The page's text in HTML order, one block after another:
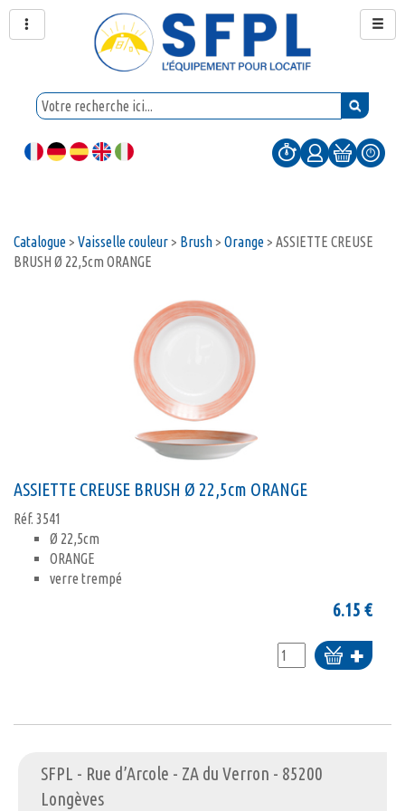
Catalogue> Vaisselle couleur> Brush> Orange> ASSIETTE CREUSE
BRUSH Ø 22,5cm ORANGE
ASSIETTE CREUSE BRUSH Ø 22,5cm ORANGE
Réf. 3541
Ø 22,5cm
ORANGE
verre trempé
6.15 €
Ajouter
au
SFPL - Rue d’Arcole - ZA du Verron - 85200
Longèves